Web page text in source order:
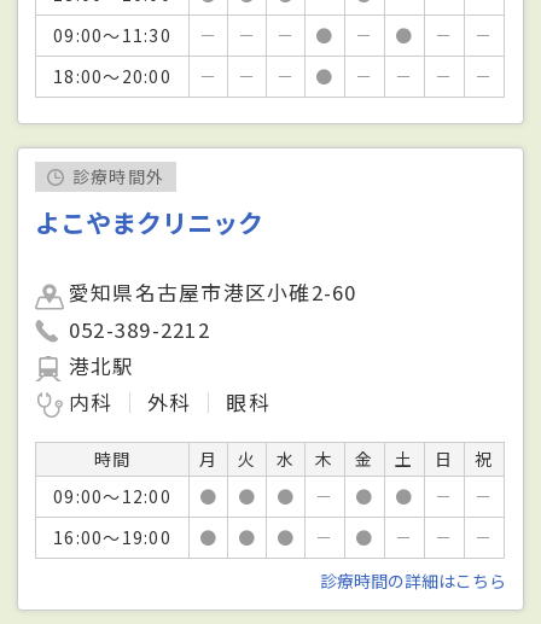
09:00～11:30
－ － － ● － ● －
－
18:00～20:00
－ － － ● － － － －
診療時間外
よこやまクリニック
愛知県名古屋市港区小碓2-60
052-389-2212
港北駅
内科
外科 眼科
時間 月 火 水 木 金 土 日
祝
09:00～12:00
● ● ● － ● ● －
－
16:00～19:00
● ● ● － ● － －
－
診療時間の詳細はこちら